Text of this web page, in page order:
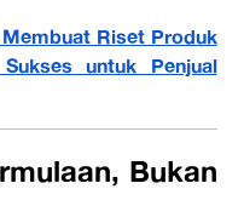
Riset Produk
untuk Penjual
Bukan